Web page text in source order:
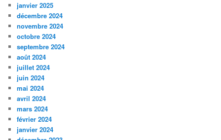
janvier 2025
décembre 2024
novembre 2024
octobre 2024
septembre 2024
août 2024
juillet 2024
juin 2024
mai 2024
avril 2024
mars 2024
février 2024
janvier 2024